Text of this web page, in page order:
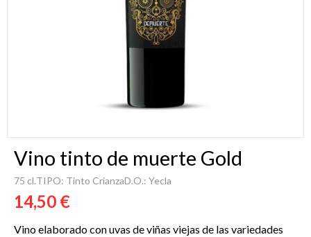
Vino tinto de muerte Gold
75 cl.TIPO: Tinto CrianzaD.O.: Yecla
14,50 €
Vino elaborado con uvas de viñas viejas de las variedades